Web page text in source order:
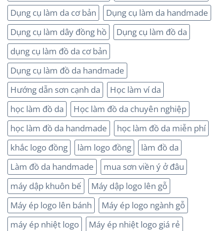
Dụng cụ làm da cơ bản
Dụng cụ làm da handmade
Dụng cụ làm dây đồng hồ
Dụng cụ làm đồ da
dụng cụ làm đồ da cơ bản
Dụng cụ làm đồ da handmade
Hướng dẫn sơn cạnh da
Học làm ví da
học làm đồ da
Học làm đồ da chuyên nghiệp
học làm đồ da handmade
học làm đồ da miễn phí
khắc logo đồng
làm logo đồng
làm đồ da
Làm đồ da handmade
mua sơn viền ý ở đâu
máy dập khuôn bế
Máy dập logo lên gỗ
Máy ép logo lên bánh
Máy ép logo ngành gỗ
máy ép nhiệt logo
Máy ép nhiệt logo giá rẻ